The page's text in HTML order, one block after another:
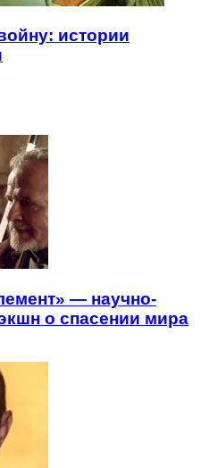
истории
— научно-
о спасении мира